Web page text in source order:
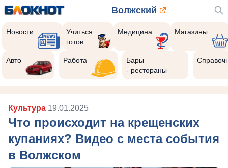
Волжский
Новости
Учиться
готов
Медицина Магазины
Авто Работа
Бары
- рестораны
Культура 19.01.2025
Что происходит на крещенских
купаниях? Видео с места события
в Волжском